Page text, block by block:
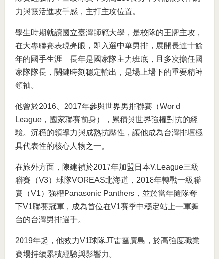
力與靈活進攻手感，主打主攻位置。
學生時期就讀國立臺灣師範大學，是校隊的王牌主攻，
在大專聯賽表現亮眼，即入選中華男排，展開長達十餘
年的國手生涯，長年是國家隊主力班底，且多次擔任國
家隊隊長，關鍵時刻穩定輸出，是場上場下的重要精神
領袖。
他曾於2016、2017年參與世界男排聯賽（World
League，國家聯賽前身），累積與世界強權對抗的經
驗。沉穩的領導力與成熟抗壓性，讓他成為台灣排壇極
具代表性的核心人物之一。
在旅外方面，陳建禎於2017年加盟日本V.League三級
聯賽（V3）球隊VOREAS北海道，2018年轉戰一級聯
賽（V1）強權Panasonic Panthers，並於當年隨隊奪
下V1聯賽冠軍，成為首位在V1賽季中穩定站上一軍舞
台的台灣男排選手。
2019年起，他效力V1球隊JT雷霆廣島，於高強度職業
賽場持續累積經驗與影響力。